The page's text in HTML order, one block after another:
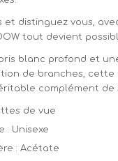
et distinguez vous,
tout devient
blanc profond et
de branches, cette
complément de
de vue
: Unisexe
: Acétate